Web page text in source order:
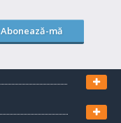
Abonează-mă